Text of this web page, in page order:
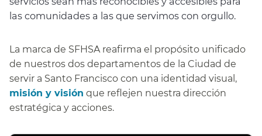
las comunidades a las que servimos con orgullo.​​
La marca de SFHSA reafirma el propósito unificado
de nuestros dos departamentos de la Ciudad de
servir a Santo Francisco con una identidad visual,
misión y visión que reflejen nuestra dirección
estratégica y acciones.​​